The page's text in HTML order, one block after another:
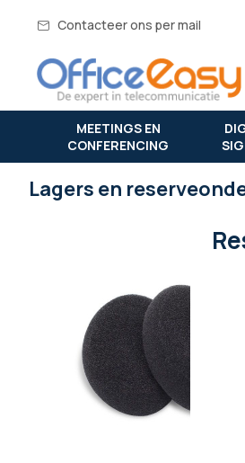
Contacteer ons per mail
MEETINGS EN
CONFERENCING
Lagers en